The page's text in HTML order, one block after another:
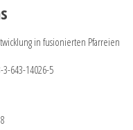
in fusionierten Pfarreien
3-643-14026-5